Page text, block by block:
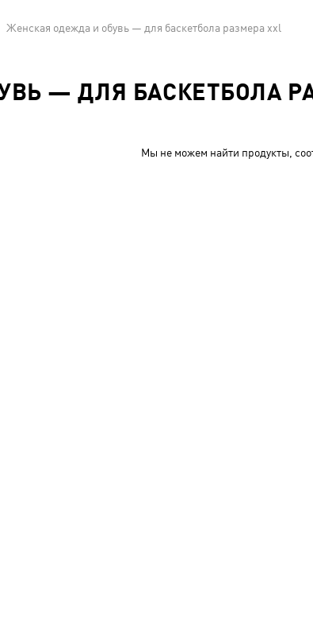
Женская одежда и обувь — для баскетбола размера xxl
— ДЛЯ БАСКЕТБОЛА
Мы не можем найти продукты,